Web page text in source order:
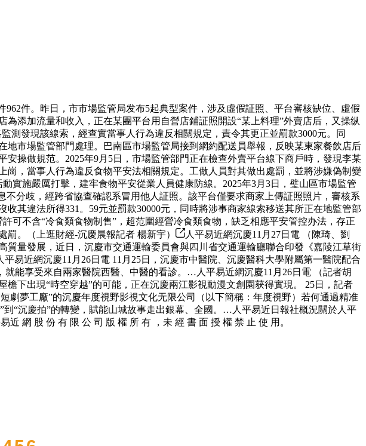
件。昨日，市市場監管局发布5起典型案件，涉及虛假証照、平台審核缺位、虛假
添加流量和收入，正在某團平台用自營店鋪証照開設“某上料理”外賣店后，又操纵
測發現該線索，經查實當事人行為違反相關規定，責令其更正並罰款3000元。同
市場監管部門處理。巴南區市場監管局接到網約配送員舉報，反映某東家餐飲店后
操做規范。2025年9月5日，市場監管部門正在檢查外賣平台線下商戶時，發現李某
，當事人行為違反食物平安法相關規定。工做人員對其做出處罰，並將涉嫌偽制變
實施嚴厲打擊，建牢食物平安從業人員健康防線。2025年3月3日，璧山區市場監管
分歧，經跨省協查確認系冒用他人証照。該平台僅要求商家上傳証照照片，審核系
其違法所得331。59元並罰款30000元，同時將涉事商家線索移送其所正在地監管部
可不含“冷食類食物制售”，超范圍經營冷食類食物，缺乏相應平安管控办法，存正
。（上逛財經-沉慶晨報記者 楊新宇）
人平易近網沉慶11月27日電 （陳琦、劉
量發展，近日，沉慶市交通運輸委員會與四川省交通運輸廳聯合印發《嘉陵江草街
易近網沉慶11月26日電 11月25日，沉慶市中醫院、沉慶醫科大學附屬第一醫院配合
能享受來自兩家醫院西醫、中醫的看診。…人平易近網沉慶11月26日電 （記者胡
下出現“時空穿越”的可能，正在沉慶兩江影視動漫文創園获得實現。 25日，記者
劇夢工廠”的沉慶年度視野影視文化无限公司（以下簡稱：年度視野）若何通過精准
“沉慶拍”的轉變，賦能山城故事走出銀幕、全國。…人平易近日報社概況關於人平
網 股 份 有 限 公 司 版 權 所 有 ，未 經 書 面 授 權 禁 止 使 用。